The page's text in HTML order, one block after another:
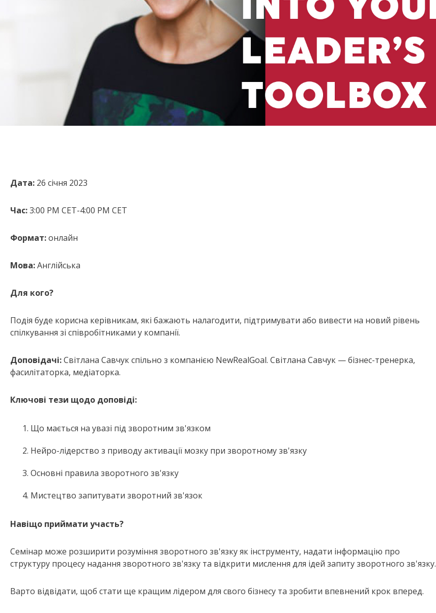
Дата: 26 січня 2023
Час:3:00 PM CET-4:00 PM CET
Формат:онлайн
Мова:Англійська
Для кого?
Подія буде корисна керівникам, які бажають налагодити, підтримувати або вивести на новий рівень
спілкування зі співробітниками у компанії.
Доповідачі:Світлана Савчукспільно з компанією NewRealGoal. Світлана Савчук — бізнес-тренерка,
фасилітаторка, медіаторка.
Ключові тези щодо доповіді:
Що мається на увазі під зворотним зв'язком
Нейро-лідерство з приводу активації мозку при зворотному зв'язку
Основні правила зворотного зв'язку
Мистецтво запитувати зворотний зв'язок
Навіщо приймати участь?
Семінар може розширити розуміння зворотного зв'язку як інструменту, надати інформацію про
структуру процесу надання зворотного зв'язку та відкрити мислення для ідей запиту зворотного зв'язку.
Варто відвідати, щоб стати ще кращим лідером для свого бізнесу та зробити впевнений крок вперед.